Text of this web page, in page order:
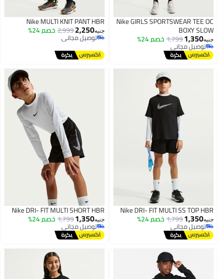
Nike GIRLS SPORTSWEAR TEE OC
BOXY SLOW
جنيه1,350
1,799خصم 24%
توصيل مجاني
توصيل مجاني
Nike MULTI KNIT PANT HBR
جنيه2,250
2,999خصم 24%
توصيل مجاني
توصيل مجاني
Nike DRI- FIT MULTI SS TOP HBR
جنيه1,350
1,799خصم 24%
توصيل مجاني
توصيل مجاني
Nike DRI- FIT MULTI SHORT HBR
جنيه1,350
1,799خصم 24%
توصيل مجاني
توصيل مجاني